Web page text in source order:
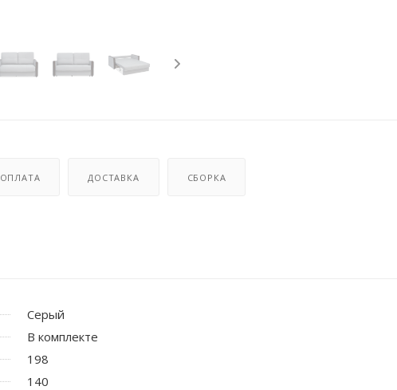
ОПЛАТА ДОСТАВКА СБОРКА
Серый
В комплекте
198
140